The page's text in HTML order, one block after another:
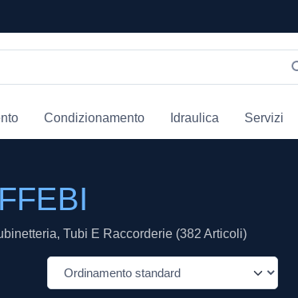
Condizionamento Idraulica Servizi
Tubi E Raccorderie (382 Articoli)